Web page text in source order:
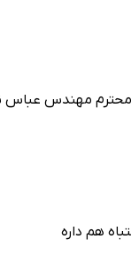
مهندس عباس
هم داره